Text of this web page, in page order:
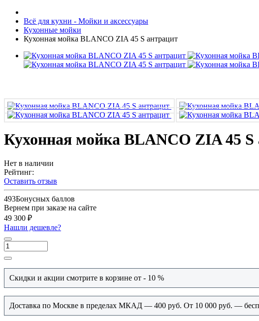
Всё для кухни - Мойки и аксессуары
Кухонные мойки
Кухонная мойка BLANCO ZIA 45 S антрацит
Кухонная мойка BLANCO ZIA 45 S
Нет в наличии
Рейтинг:
Оставить отзыв
493Бонусных баллов
Вернем при заказе на сайте
49 300 ₽
Нашли дешевле?
Скидки и акции смотрите в корзине от - 10 %
Доставка по Москве в пределах МКАД — 400 руб. От 10 000 руб. —